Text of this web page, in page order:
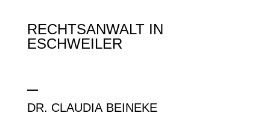
RECHTSANWALT IN
ESCHWEILER
DR. CLAUDIA BEINEKE